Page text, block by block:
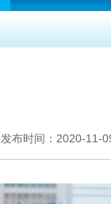
发布时间：2020-11-